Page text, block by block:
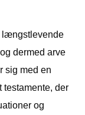
længstlevende
dermed arve
sig med en
testamente, der
og